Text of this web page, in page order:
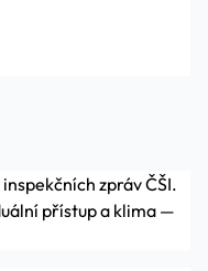
zpráv ČŠI.
přístup a klima —